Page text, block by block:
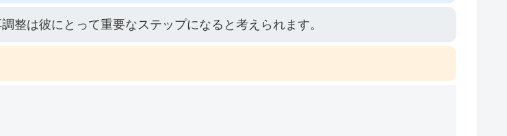
整は彼にとって重要なステップになると考えられます。